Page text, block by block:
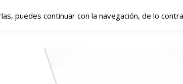
Vivir en
Irlanda
puedes continuar con la navegación, de lo